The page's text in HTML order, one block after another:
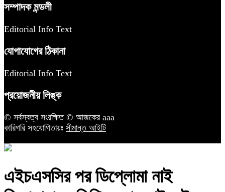
সম্পাদক মন্ডলী
Editorial Info Text
যোগাযোগের ঠিকানা
Editorial Info Text
প্রয়োজনীয় লিঙ্ক
© সর্বস্বত্ব সংরক্ষিত © আজকের aaa
কারিগরি সহযোগিতায়ঃ সীমান্ত আইটি
এইচএসসির পর ডিপ্লোমা নাই